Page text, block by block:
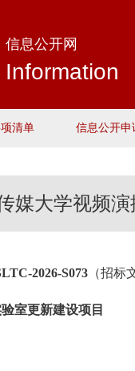
信息公开网
Information
清单 信息公开申
媒大学视频
2026-S073 （招标
室更新建设项目